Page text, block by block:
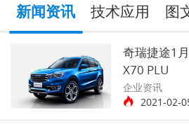
新闻资讯 技术应用 图
奇瑞捷途1
X70 PLU
企业资讯
2021-02-